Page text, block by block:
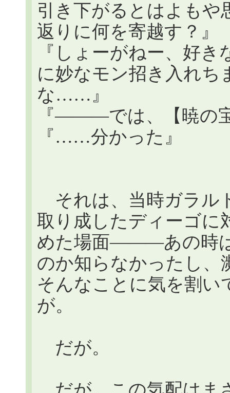
引き下がるとはよも
返りに何を寄越す？』
『しょーがねー、好
に妙なモン招き入れち
な……』
『―――では、【暁の
『……分かった』
それは、当時ガラル
取り成したディーゴに
めた場面―――あの時
のか知らなかったし、
そんなことに気を割い
が。
だが。